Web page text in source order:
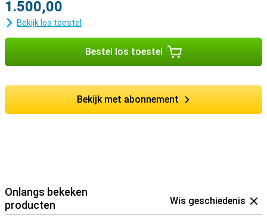
1.500,00
Bekijk los toestel
Bestel los toestel
Bekijk met abonnement
Onlangs bekeken
producten
Wis geschiedenis